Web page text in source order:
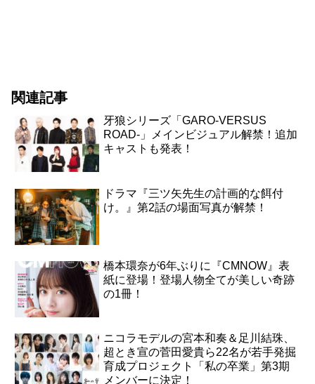
関連記事
牙狼シリーズ「GARO-VERSUS
ROAD-」メインビジュアル解禁！追加
キャストも発表！
ドラマ『三ツ矢先生の計画的な餌付
け。』第2話の場面写真が解禁！
橋本環奈が6年ぶりに『CMNOW』表
紙に登場！登場人物全てが美しい奇跡
の1冊！
ニコラモデルの宮本和奏＆足川結珠、
超とき宣の菅田愛貴ら22名が若手発掘
育成プロジェクト「私の卒業」第3期
メンバーに決定！